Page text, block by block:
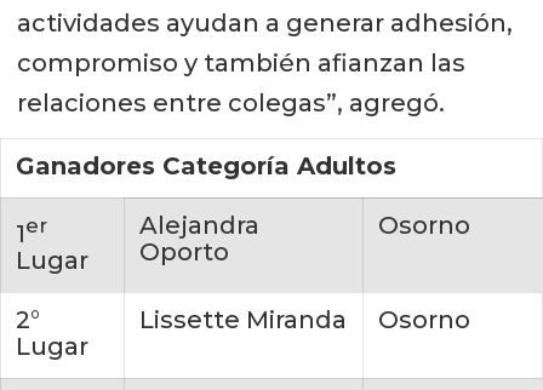
actividades ayudan a generar adhesión,
compromiso y también afianzan las
relaciones entre colegas”, agregó.
Ganadores Categoría Adultos
1er
Lugar
Alejandra
Oporto
Osorno
2°
Lugar
Lissette Miranda Osorno